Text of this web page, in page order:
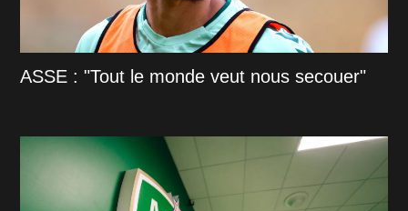
ASSE : "Tout le monde veut nous secouer"